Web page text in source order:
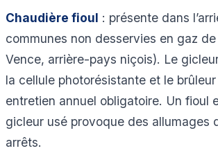
Chaudière fioul : présente dans
communes non desservies en gaz
Vence, arrière-pays niçois). Le
la cellule photorésistante et le
entretien annuel obligatoire. Un fioul
gicleur usé provoque des allumages
arrêts.